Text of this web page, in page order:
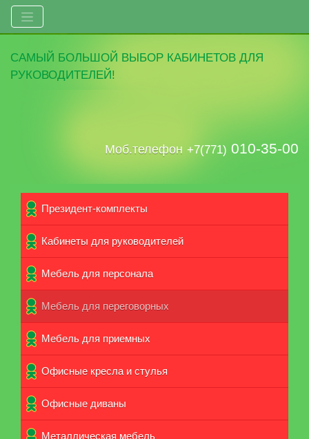
САМЫЙ БОЛЬШОЙ ВЫБОР КАБИНЕТОВ ДЛЯ
РУКОВОДИТЕЛЕЙ!
Моб.телефон +7(771) 010-35-00
Президент-комплекты
Кабинеты для руководителей
Мебель для персонала
Мебель для переговорных
Мебель для приемных
Офисные кресла и стулья
Офисные диваны
Металлическая мебель